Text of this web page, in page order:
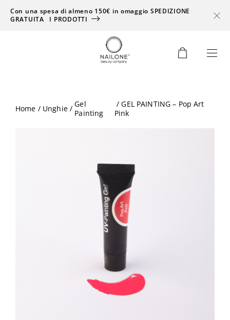
Con una spesa di almeno 150€ in omaggio SPEDIZIONE
GRATUITA
I PRODOTTI
Home / Unghie/ Gel
Painting
/ GEL PAINTING – Pop Art
Pink